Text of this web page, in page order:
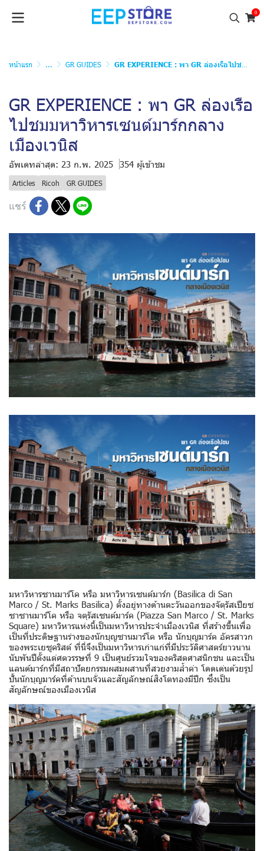
0
หน้าแรก ... GR GUIDES GR EXPERIENCE : พา GR ล่องเรือไปชมมหาวิหารเซนต์มาร์กกลางเมืองเวนิส
GR EXPERIENCE : พา GR ล่องเรือ
ไปชมมหาวิหารเซนต์มาร์กกลาง
เมืองเวนิส
อัพเดทล่าสุด: 23 ก.พ. 2025 354 ผู้เข้าชม
Articles Ricoh GR GUIDES
แชร์
มหาวิหารซานมาร์โค หรือ มหาวิหารเซนต์มาร์ก (Basilica di San
Marco / St. Marks Basilica) ตั้งอยู่ทางด้านตะวันออกของจัตุรัสเปียซ
ซาซานมาร์โค หรือ จตุรัสเซนต์มาร์ค (Piazza San Marco / St. Marks
Square) มหาวิหารแห่งนี้เป็นมหาวิหารประจำเมืองเวนิส ที่สร้างขึ้นเพื่อ
เป็นที่ประดิษฐานร่างของนักบุญซานมาร์โค หรือ นักบุญมาร์ค อัครสาวก
ของพระเยซูคริสต์ ที่นี่จึงเป็นมหาวิหารเก่าแก่ที่มีประวัติศาสตร์ยาวนาน
นับพันปีตั้งแต่ศตวรรษที่ 9 เป็นศูนย์รวมใจของคริสตศาสนิกชน และเป็น
แลนด์มาร์กที่มีสถาปัตยกรรมผสมผสานที่สวยงามล้ำค่า โดดเด่นด้วยรูป
ปั้นนักบุญมาร์คที่ด้านบนจั่วและสัญลักษณ์สิงโตทองมีปีก ซึ่งเป็น
สัญลักษณ์ของเมืองเวนิส